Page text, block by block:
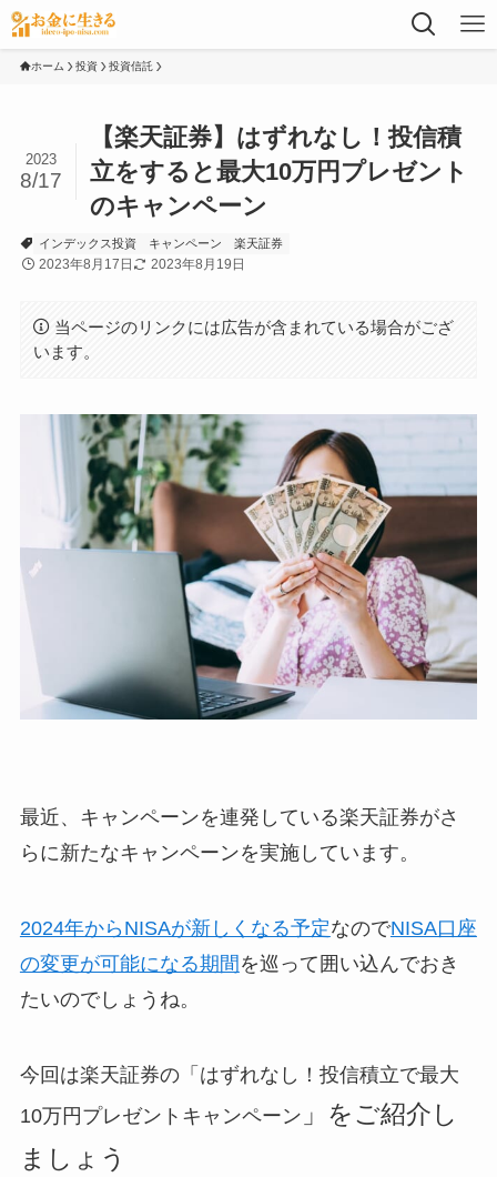
ホーム 投資 投資信託
【楽天証券】はずれなし！投信積
立をすると最大10万円プレゼント
のキャンペーン
2023
8/17
インデックス投資 キャンペーン 楽天証券
2023年8月17日 2023年8月19日
当ページのリンクには広告が含まれている場合がござ
います。
最近、キャンペーンを連発している楽天証券がさ
らに新たなキャンペーンを実施しています。
2024年からNISAが新しくなる予定なのでNISA口座
の変更が可能になる期間 を巡って囲い込んでおき
たいのでしょうね。
今回は楽天証券の「はずれなし！投信積立で最大
10万円プレゼントキャンペーン 」をご紹介し
ましょう